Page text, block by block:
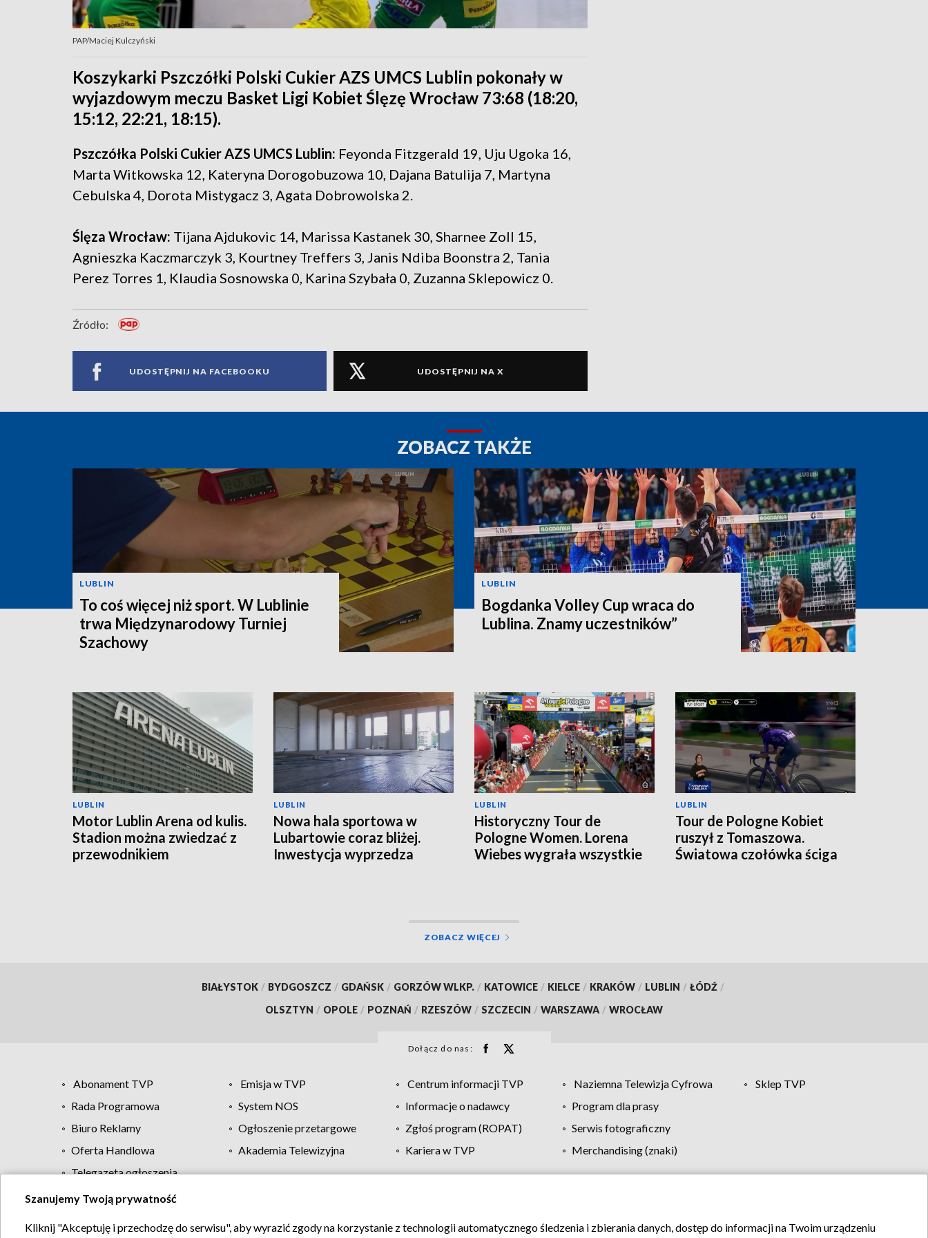
PAP/Maciej Kulczyński
Koszykarki Pszczółki Polski Cukier AZS UMCS Lublin pokonały w
wyjazdowym meczu Basket Ligi Kobiet Ślęzę Wrocław 73:68 (18:20,
15:12, 22:21, 18:15).
Pszczółka Polski Cukier AZS UMCS Lublin: Feyonda Fitzgerald 19, Uju Ugoka 16,
Marta Witkowska 12, Kateryna Dorogobuzowa 10, Dajana Batulija 7, Martyna
Cebulska 4, Dorota Mistygacz 3, Agata Dobrowolska 2.
Ślęza Wrocław: Tijana Ajdukovic 14, Marissa Kastanek 30, Sharnee Zoll 15,
Agnieszka Kaczmarczyk 3, Kourtney Treffers 3, Janis Ndiba Boonstra 2, Tania
Perez Torres 1, Klaudia Sosnowska 0, Karina Szybała 0, Zuzanna Sklepowicz 0.
Źródło:
UDOSTĘPNIJ NA FACEBOOKU UDOSTĘPNIJ NA X
ZOBACZ TAKŻE
LUBLIN
To coś więcej niż sport. W Lublinie
trwa Międzynarodowy Turniej
Szachowy
LUBLIN
Bogdanka Volley Cup wraca do
Lublina. Znamy uczestników”
LUBLIN
Motor Lublin Arena od kulis.
Stadion można zwiedzać z
przewodnikiem
LUBLIN
Nowa hala sportowa w
Lubartowie coraz bliżej.
Inwestycja wyprzedza
LUBLIN
Historyczny Tour de
Pologne Women. Lorena
Wiebes wygrała wszystkie
LUBLIN
Tour de Pologne Kobiet
ruszył z Tomaszowa.
Światowa czołówka ściga
ZOBACZ WIĘCEJ
BIAŁYSTOK / BYDGOSZCZ / GDAŃSK / GORZÓW WLKP. / KATOWICE / KIELCE / KRAKÓW / LUBLIN / ŁÓDŹ /
OLSZTYN / OPOLE / POZNAŃ / RZESZÓW / SZCZECIN / WARSZAWA / WROCŁAW
Dołącz do nas:
Abonament TVP Emisja w TVP Centrum informacji TVP Naziemna Telewizja Cyfrowa
Sklep TVP
Rada Programowa
System NOS Informacje o nadawcy
Program dla prasy
Biuro Reklamy
Ogłoszenie przetargowe Zgłoś program (ROPAT)
Serwis fotograficzny
Oferta Handlowa
Akademia Telewizyjna Kariera w TVP
Merchandising (znaki)
Telegazeta ogłoszenia
Regulamin TVP Polityka prywatności Moje zgody Pomoc Biuro reklamy Kontakt
Szanujemy Twoją prywatność
Kliknij "Akceptuję i przechodzę do serwisu", aby wyrazić zgody na korzystanie z technologii automatycznego śledzenia i zbierania danych, dostęp do informacji na Twoim urządzeniu